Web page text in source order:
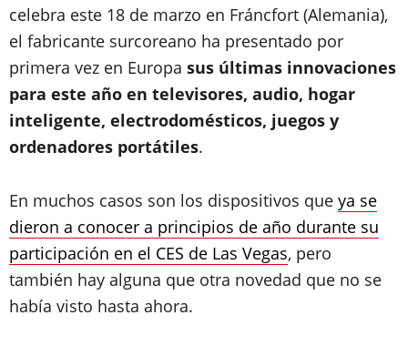
celebra este 18 de marzo en Fráncfort (Alemania),
el fabricante surcoreano ha presentado por
primera vez en Europa sus últimas innovaciones
para este año en televisores, audio, hogar
inteligente, electrodomésticos, juegos y
ordenadores portátiles.
En muchos casos son los dispositivos que ya se
dieron a conocer a principios de año durante su
participación en el CES de Las Vegas, pero
también hay alguna que otra novedad que no se
había visto hasta ahora.